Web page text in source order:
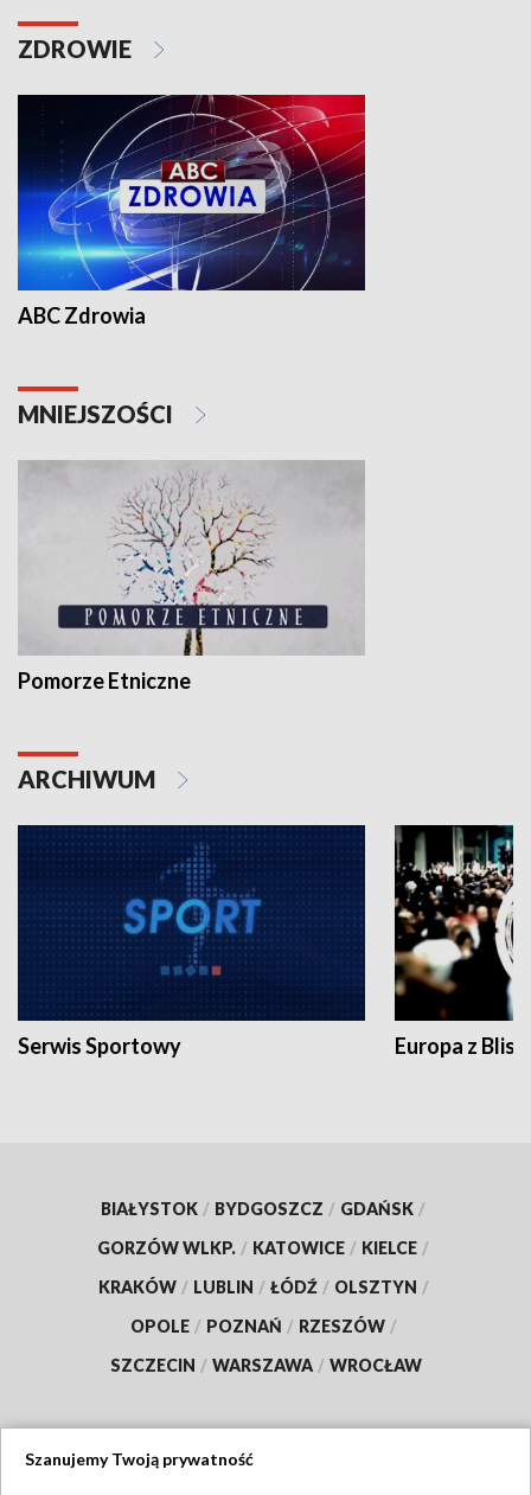
ZDROWIE
ABC Zdrowia
MNIEJSZOŚCI
Pomorze Etniczne
ARCHIWUM
Serwis Sportowy Europa z
BIAŁYSTOK / BYDGOSZCZ / GDAŃSK /
GORZÓW WLKP. / KATOWICE / KIELCE /
KRAKÓW / LUBLIN / ŁÓDŹ / OLSZTYN /
OPOLE / POZNAŃ / RZESZÓW /
SZCZECIN / WARSZAWA / WROCŁAW
Szanujemy Twoją prywatność